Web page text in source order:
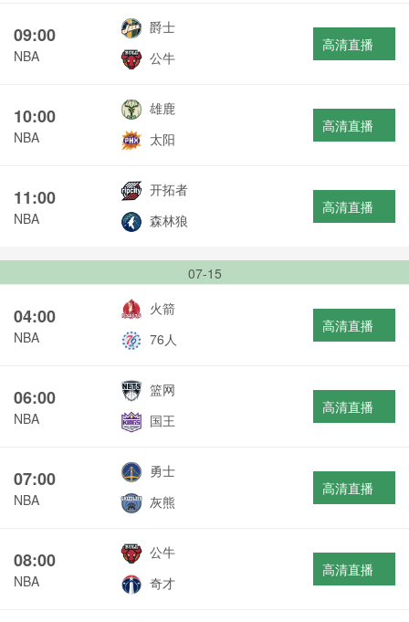
09:00
NBA
爵士
公牛
高清直播
10:00
NBA
雄鹿
太阳
高清直播
11:00
NBA
开拓者
森林狼
高清直播
07-15
04:00
NBA
火箭
76人
高清直播
06:00
NBA
篮网
国王
高清直播
07:00
NBA
勇士
灰熊
高清直播
08:00
NBA
公牛
奇才
高清直播